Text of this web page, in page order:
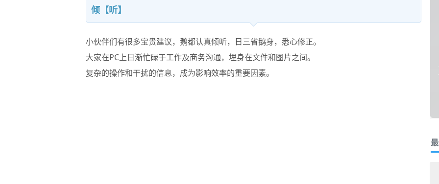
倾【听】
小伙伴们有很多宝贵建议，鹅都认真倾听，日三省鹅身，悉心修正。
大家在PC上日渐忙碌于工作及商务沟通，埋身在文件和图片之间。
复杂的操作和干扰的信息，成为影响效率的重要因素。